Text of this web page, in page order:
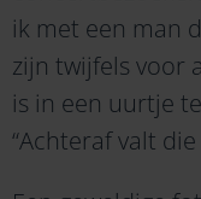
ik met een man
zijn twijfels voor
is in een uurtje
“Achteraf valt